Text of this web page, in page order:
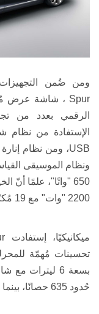
ومن ضُمن
Spur ، شاشة عرض
الرقمي بعدد من
الإستفادة من
USB، ومن نظام
ونظام الموسيقى
650 "واتًا"، علمًا
2200 "وات" مع 19 مُكبّرًا للصوت.
ميكانيكيًا، إستفادت
تحسينات مُهمّة للمحرك
بسعة 6 ليترات
حُدود 635 حصانًا، بينما إرتفع العزم إلى حُدود 900 "نيوتن متر".